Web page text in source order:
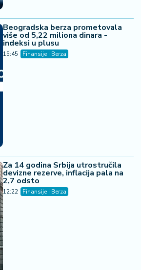
Beogradska berza prometovala
više od 5,22 miliona dinara -
indeksi u plusu
15:45 Finansije i Berza
Za 14 godina Srbija utrostručila
devizne rezerve, inflacija pala na
2,7 odsto
12:22 Finansije i Berza